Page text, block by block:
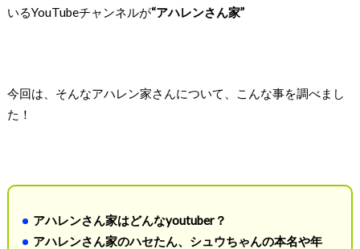
いるYouTubeチャンネルが“アハレンさん家”
今回は、そんなアハレン家さんについて、こんな事を調べまし
た！
アハレンさん家はどんなyoutuber？
アハレンさん家のハセたん、シュウちゃんの本名や年